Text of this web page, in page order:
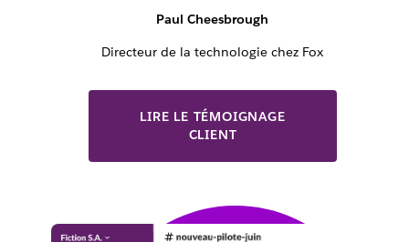
Paul Cheesbrough
Directeur de la technologie chez Fox
LIRE LE TÉMOIGNAGE
CLIENT